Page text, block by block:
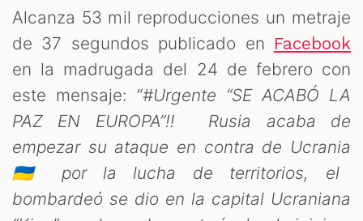
Alcanza 53 mil reproducciones un metraje
de 37 segundos publicado en Facebook
en la madrugada del 24 de febrero con
este mensaje: “#Urgente “SE ACABÓ LA
PAZ EN EUROPA”‼️ Rusia acaba de
empezar su ataque en contra de Ucrania
🇺🇦 por la lucha de territorios, el
bombardeó se dio en la capital Ucraniana